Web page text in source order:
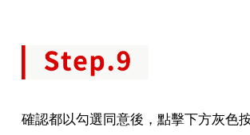
確認都以勾選同意後，點擊下方灰色